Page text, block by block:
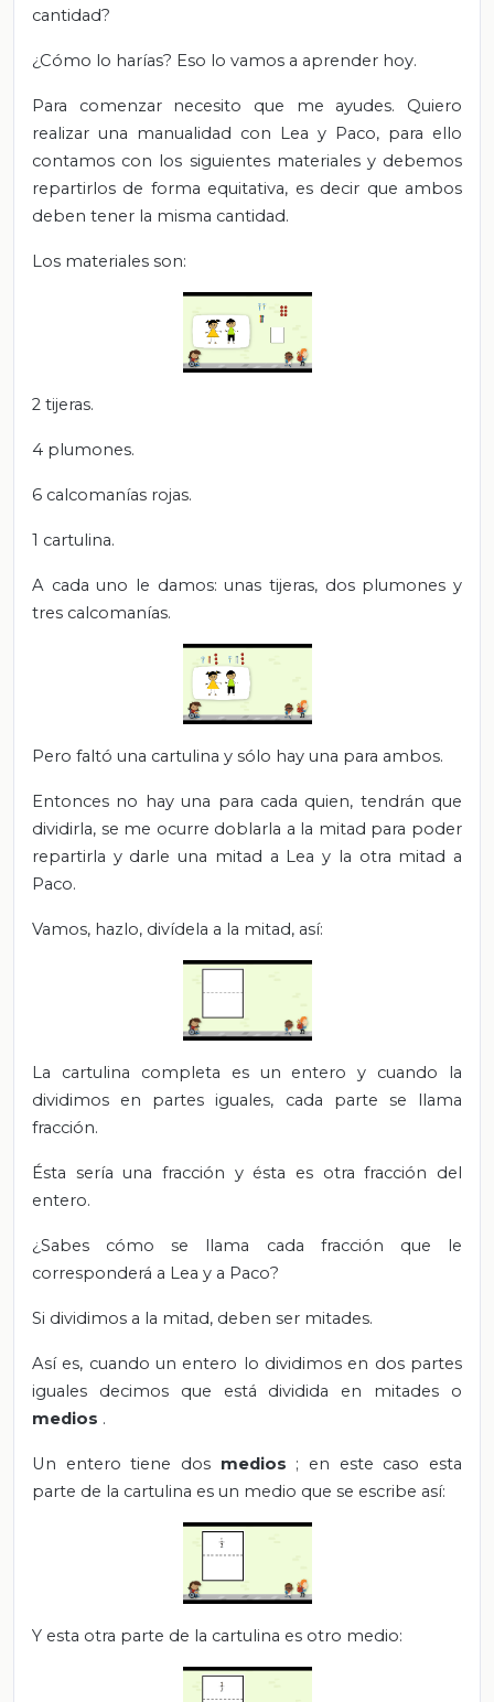
cantidad?
¿Cómo lo harías? Eso lo vamos a aprender hoy.
Para comenzar necesito que me ayudes. Quiero
realizar una manualidad con Lea y Paco, para ello
contamos con los siguientes materiales y debemos
repartirlos de forma equitativa, es decir que ambos
deben tener la misma cantidad.
Los materiales son:
2 tijeras.
4 plumones.
6 calcomanías rojas.
1 cartulina.
A cada uno le damos: unas tijeras, dos plumones y
tres calcomanías.
Pero faltó una cartulina y sólo hay una para ambos.
Entonces no hay una para cada quien, tendrán que
dividirla, se me ocurre doblarla a la mitad para poder
repartirla y darle una mitad a Lea y la otra mitad a
Paco.
Vamos, hazlo, divídela a la mitad, así:
La cartulina completa es un entero y cuando la
dividimos en partes iguales, cada parte se llama
fracción.
Ésta sería una fracción y ésta es otra fracción del
entero.
¿Sabes cómo se llama cada fracción que le
corresponderá a Lea y a Paco?
Si dividimos a la mitad, deben ser mitades.
Así es, cuando un entero lo dividimos en dos partes
iguales decimos que está dividida en mitades o
medios .
Un entero tiene dos medios ; en este caso esta
parte de la cartulina es un medio que se escribe así:
Y esta otra parte de la cartulina es otro medio: